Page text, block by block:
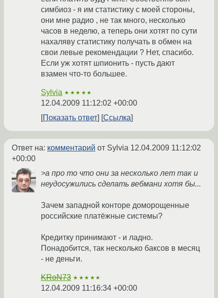
симбиоз - я им статистику с моей стороны,
они мне радио , не так много, несколько
часов в неделю, а теперь они хотят по сути
нахаляву статистику получать в обмен на
свои левые рекомендации ? Нет, спасибо.
Если уж хотят шпионить - пусть дают
взамен что-то большее.
Sylvia ★★★★★
12.04.2009 11:12:02 +00:00
Показать ответ
Ссылка
Ответ на: комментарий от Sylvia 12.04.2009 11:12:02
+00:00
>а про то что они за несколько лет так и
неудосужились сделать вебмани хотя бы...
Зачем западной конторе доморощенные
российские платёжные системы?
Кредитку принимают - и ладно.
Понадобится, так несколько баксов в месяц
- не деньги.
KRoN73 ★★★★★
12.04.2009 11:16:34 +00:00